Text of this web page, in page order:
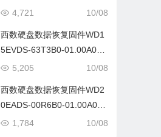
WD-WCAVY2027269-0006
10/08
4,721
西数硬盘数据恢复固件WD1
5EVDS-63T3B0-01.00A01-
WD-WCAVY5259307-0090
10/08
5,205
西数硬盘数据恢复固件WD2
0EADS-00R6B0-01.00A01-
WD-WCAVY0092560-0097
10/08
1,784